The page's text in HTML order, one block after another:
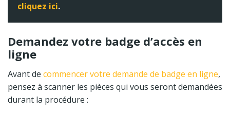
cliquez ici.
Demandez votre badge d’accès en
ligne
Avant de commencer votre demande de badge en ligne,
pensez à scanner les pièces qui vous seront demandées
durant la procédure :